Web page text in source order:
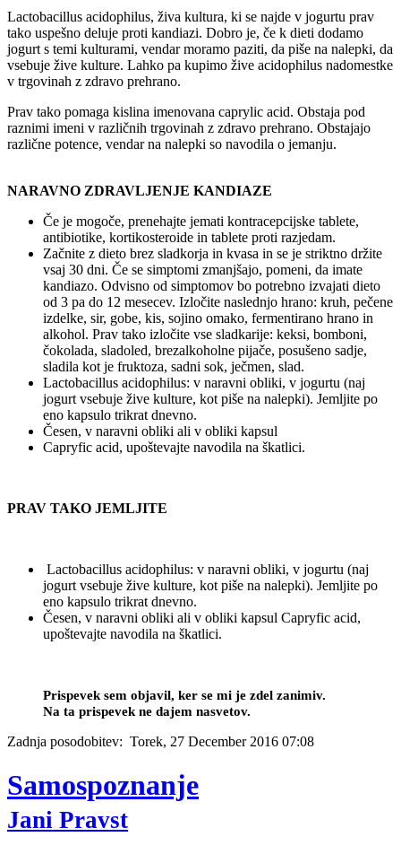
Lactobacillus acidophilus, živa kultura, ki se najde v jogurtu prav
tako uspešno deluje proti kandiazi. Dobro je, če k dieti dodamo
jogurt s temi kulturami, vendar moramo paziti, da piše na nalepki, da
vsebuje žive kulture. Lahko pa kupimo žive acidophilus nadomestke
v trgovinah z zdravo prehrano.
Prav tako pomaga kislina imenovana caprylic acid. Obstaja pod
raznimi imeni v različnih trgovinah z zdravo prehrano. Obstajajo
različne potence, vendar na nalepki so navodila o jemanju.
NARAVNO ZDRAVLJENJE KANDIAZE
Če je mogoče, prenehajte jemati kontracepcijske tablete,
antibiotike, kortikosteroide in tablete proti razjedam.
Začnite z dieto brez sladkorja in kvasa in se je striktno držite
vsaj 30 dni. Če se simptomi zmanjšajo, pomeni, da imate
kandiazo. Odvisno od simptomov bo potrebno izvajati dieto
od 3 pa do 12 mesecev. Izločite naslednjo hrano: kruh, pečene
izdelke, sir, gobe, kis, sojino omako, fermentirano hrano in
alkohol. Prav tako izločite vse sladkarije: keksi, bomboni,
čokolada, sladoled, brezalkoholne pijače, posušeno sadje,
sladila kot je fruktoza, sadni sok, ječmen, slad.
Lactobacillus acidophilus: v naravni obliki, v jogurtu (naj
jogurt vsebuje žive kulture, kot piše na nalepki). Jemljite po
eno kapsulo trikrat dnevno.
Česen, v naravni obliki ali v obliki kapsul
Capryfic acid, upoštevajte navodila na škatlici.
PRAV TAKO JEMLJITE
Lactobacillus acidophilus: v naravni obliki, v jogurtu (naj
jogurt vsebuje žive kulture, kot piše na nalepki). Jemljite po
eno kapsulo trikrat dnevno.
Česen, v naravni obliki ali v obliki kapsul Capryfic acid,
upoštevajte navodila na škatlici.
Prispevek sem objavil, ker se mi je zdel zanimiv.
Na ta prispevek ne dajem nasvetov.
Zadnja posodobitev: Torek, 27 December 2016 07:08
Samospoznanje
Jani Pravst